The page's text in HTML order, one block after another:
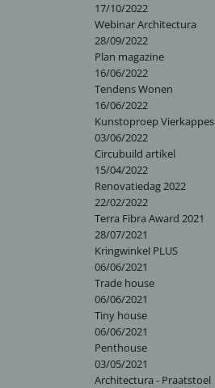
17/10/2022
Webinar Architectura
28/09/2022
Plan magazine
16/06/2022
Tendens Wonen
16/06/2022
Kunstoproep Vierkappes
03/06/2022
Circubuild artikel
15/04/2022
Renovatiedag 2022
22/02/2022
Terra Fibra Award 2021
28/07/2021
Kringwinkel PLUS
06/06/2021
Trade house
06/06/2021
Tiny house
06/06/2021
Penthouse
03/05/2021
Architectura - Praatstoel